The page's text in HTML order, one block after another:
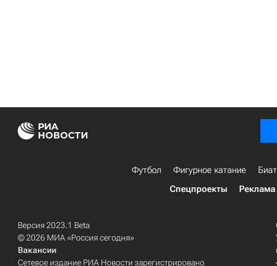
Футбол Фигурное катание
Спецпроекты
Реклама
Версия 2023.1 Beta
© 2026 МИА «Россия сегодня»
Вакансии
Сетевое издание РИА Новости зарегистрировано